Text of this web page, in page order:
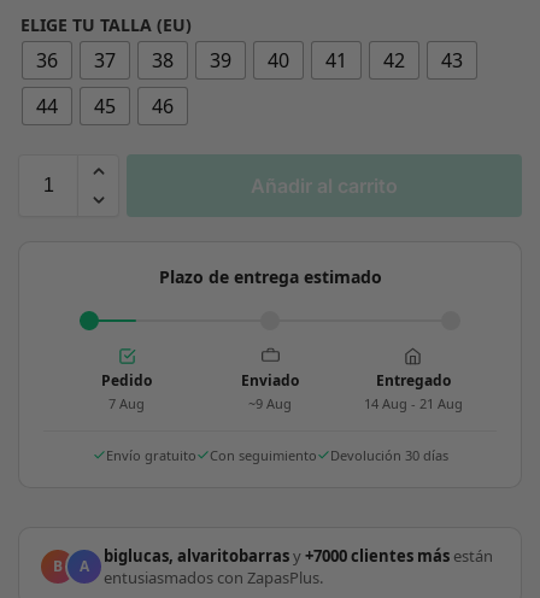
ELIGE TU TALLA (EU)
36 37 38 39 40 41 42
43
44
45 46
Añadir al carrito
Plazo de entrega estimado
Pedido
7 Aug
Enviado
~9 Aug
Entregado
14 Aug - 21 Aug
Envío gratuito Con seguimiento Devolución 30 días
B A biglucas, alvaritobarrasy+7000 clientes más están
entusiasmados con ZapasPlus.